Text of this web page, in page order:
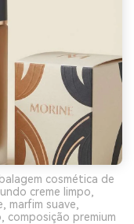
cosmética de
creme limpo,
marfim suave,
composição premium